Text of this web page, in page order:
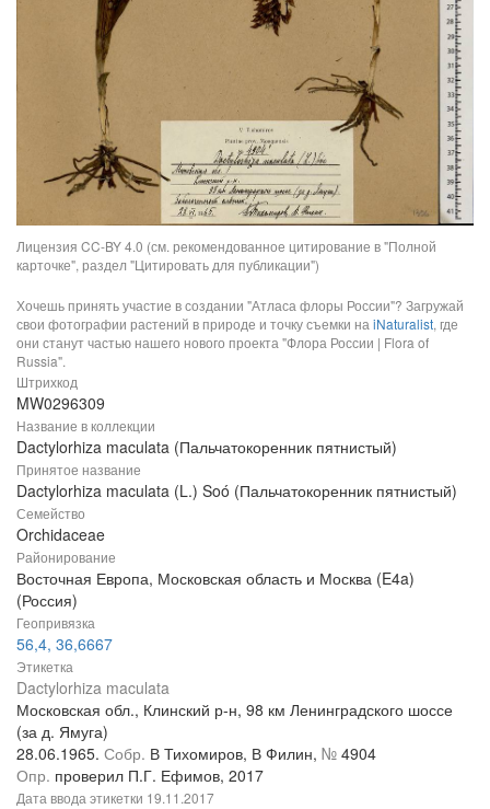
Лицензия CC-BY 4.0 (см. рекомендованное цитирование в "Полной
карточке", раздел "Цитировать для публикации")
Хочешь принять участие в создании "Атласа флоры России"? Загружай
свои фотографии растений в природе и точку съемки наiNaturalist, где
они станут частью нашего нового проекта "Флора России | Flora of
Russia".
Штрихкод
MW0296309
Название в коллекции
Dactylorhiza maculata (Пальчатокоренник пятнистый)
Принятое название
Dactylorhiza maculata (L.) Soó (Пальчатокоренник пятнистый)
Семейство
Orchidaceae
Районирование
Восточная Европа, Московская область и Москва (E4a)
(Россия)
Геопривязка
56,4, 36,6667
Этикетка
Dactylorhiza maculata
Московская обл., Клинский р-н, 98 км Ленинградского шоссе
(за д. Ямуга)
28.06.1965. Собр. В Тихомиров, В Филин, № 4904
Опр. проверил П.Г. Ефимов, 2017
Дата ввода этикетки 19.11.2017